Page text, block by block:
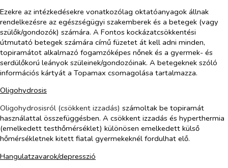
Ezekre az intézkedésekre vonatkozólag oktatóanyagok állnak
rendelkezésre az egészségügyi szakemberek és a betegek (vagy
szülők/gondozók) számára. A Fontos kockázatcsökkentési
útmutató betegek számára című füzetet át kell adni minden,
topiramátot alkalmazó fogamzóképes nőnek és a gyermek- és
serdülőkorú leányok szüleinek/gondozóinak. A betegeknek szóló
információs kártyát a Topamax csomagolása tartalmazza.
Oligohydrosis
Oligohydrosisról (csökkent izzadás) számoltak be topiramát
használattal összefüggésben. A csökkent izzadás és hyperthermia
(emelkedett testhőmérséklet) különösen emelkedett külső
hőmérsékletnek kitett fiatal gyermekeknél fordulhat elő.
Hangulatzavarok/depresszió